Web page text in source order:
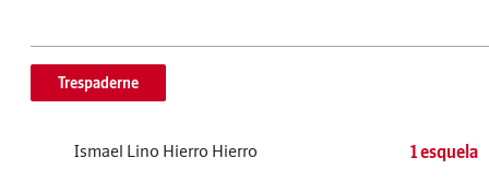
Trespaderne
Ismael Lino Hierro Hierro 1 esquela